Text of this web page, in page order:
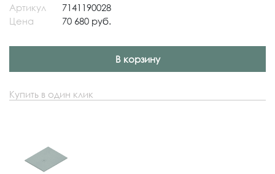
Артикул
7141190028
Цена
70 680 руб.
В корзину
Купить в один клик